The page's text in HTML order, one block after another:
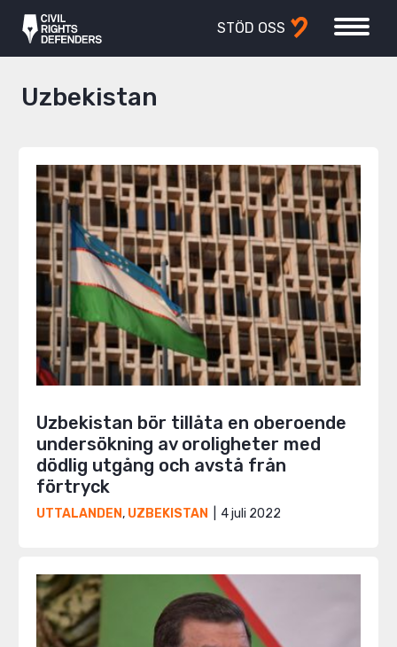
STÖD OSS
Uzbekistan
Uzbekistan bör tillåta en oberoende
undersökning av oroligheter med
dödlig utgång och avstå från
förtryck
UTTALANDEN, UZBEKISTAN 4 juli 2022